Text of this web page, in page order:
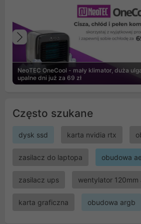
NeoTEC OneCool - mały klimator, duża
upalne dni już za 69 zł
Poprzedni
Często szukane
dysk ssd karta nvidia rtx
zasilacz do laptopa obudowa
zasilacz ups wentylator 120mm
karta graficzna obudowa argb